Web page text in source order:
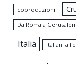
coproduzioni
Da Roma a
Italia italiani